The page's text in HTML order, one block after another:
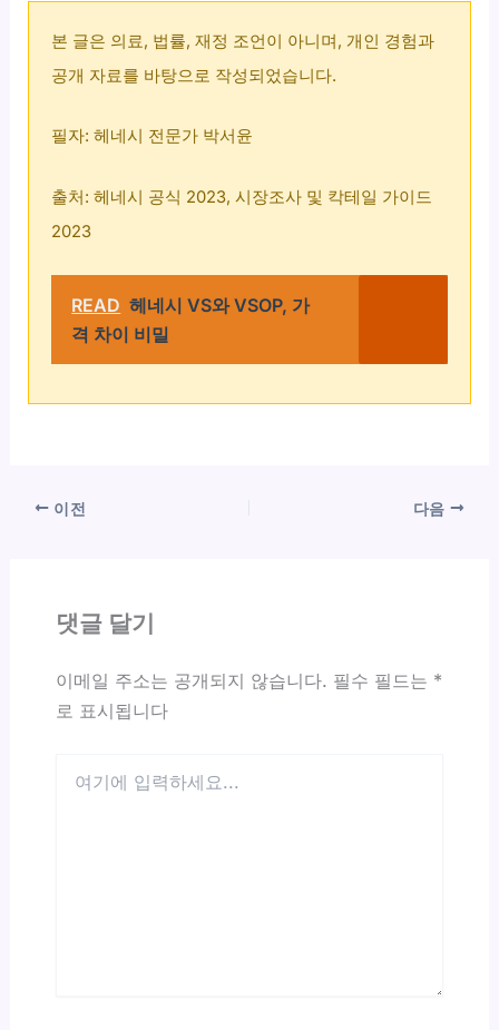
본 글은 의료, 법률, 재정 조언이 아니며, 개인 경험과
공개 자료를 바탕으로 작성되었습니다.
필자: 헤네시 전문가 박서윤
출처: 헤네시 공식 2023, 시장조사 및 칵테일 가이드
2023
READ 헤네시 VS와 VSOP, 가
격 차이 비밀
이전 다음
댓글 달기
이메일 주소는 공개되지 않습니다. 필수 필드는 *
로 표시됩니다